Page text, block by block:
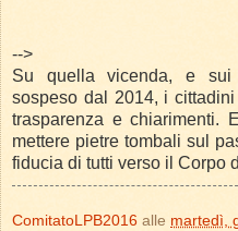
-->
Su quella vicenda, e sui
sospeso dal 2014, i
trasparenza e chiarimenti.
mettere pietre tombali sul
fiducia di tutti verso il Corpo
ComitatoLPB2016 alle martedì,